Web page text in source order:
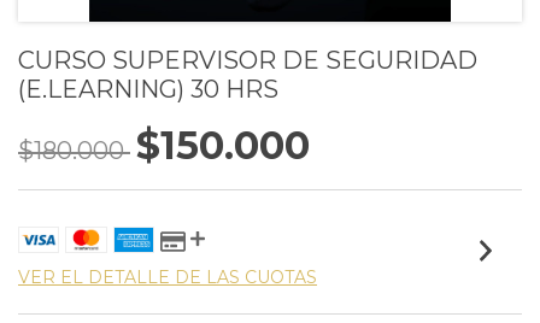
CURSO SUPERVISOR DE SEGURIDAD
(E.LEARNING) 30 HRS
$180.000 $150.000
VER EL DETALLE DE LAS CUOTAS